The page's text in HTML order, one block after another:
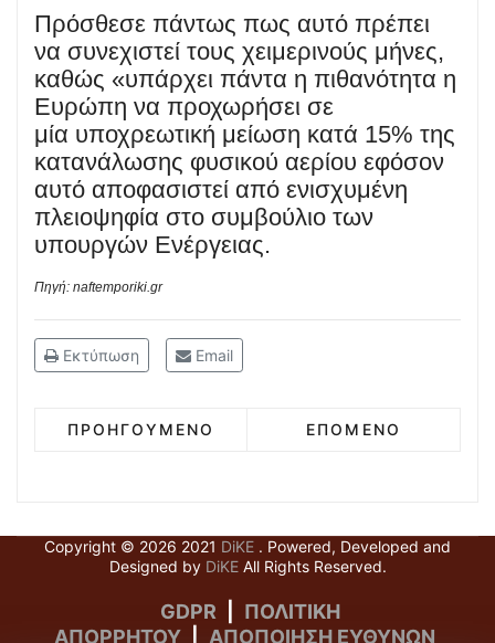
Πρόσθεσε πάντως πως αυτό πρέπει
να συνεχιστεί τους χειμερινούς μήνες,
καθώς «υπάρχει πάντα η πιθανότητα η
Ευρώπη να προχωρήσει σε
μία υποχρεωτική μείωση κατά 15% της
κατανάλωσης φυσικού αερίου εφόσον
αυτό αποφασιστεί από ενισχυμένη
πλειοψηφία στο συμβούλιο των
υπουργών Ενέργειας.
Πηγή: naftemporiki.gr
Εκτύπωση Email
ΠΡΟΗΓΟΎΜΕΝΟ ΕΠΌΜΕΝΟ
Copyright © 2026 2021 DiKE . Powered, Developed and
Designed by DiKE All Rights Reserved.
GDPR
ΠΟΛΙΤΙΚΗ
ΑΠΟΡΡΗΤΟΥ
ΑΠΟΠΟΙΗΣΗ ΕΥΘΥΝΩΝ